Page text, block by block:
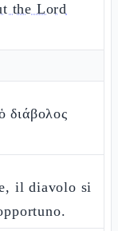
the Lord
διάβολος
il diavolo si